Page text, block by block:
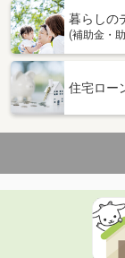
暮らしの
(補助金・
住宅ロー